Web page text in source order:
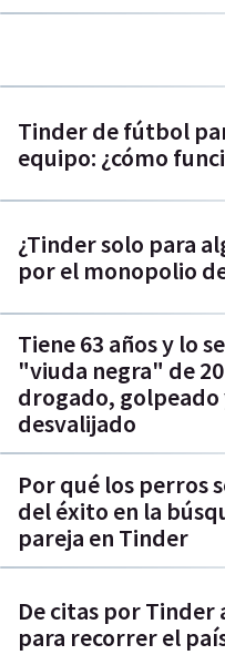
Tinder de fútbol
equipo: ¿cómo
¿Tinder solo para
por el monopolio
Tiene 63 años y lo
"viuda negra" de
drogado, golpeado
desvalijado
Por qué los perros
del éxito en la
pareja en Tinder
De citas por Tinder
para recorrer el